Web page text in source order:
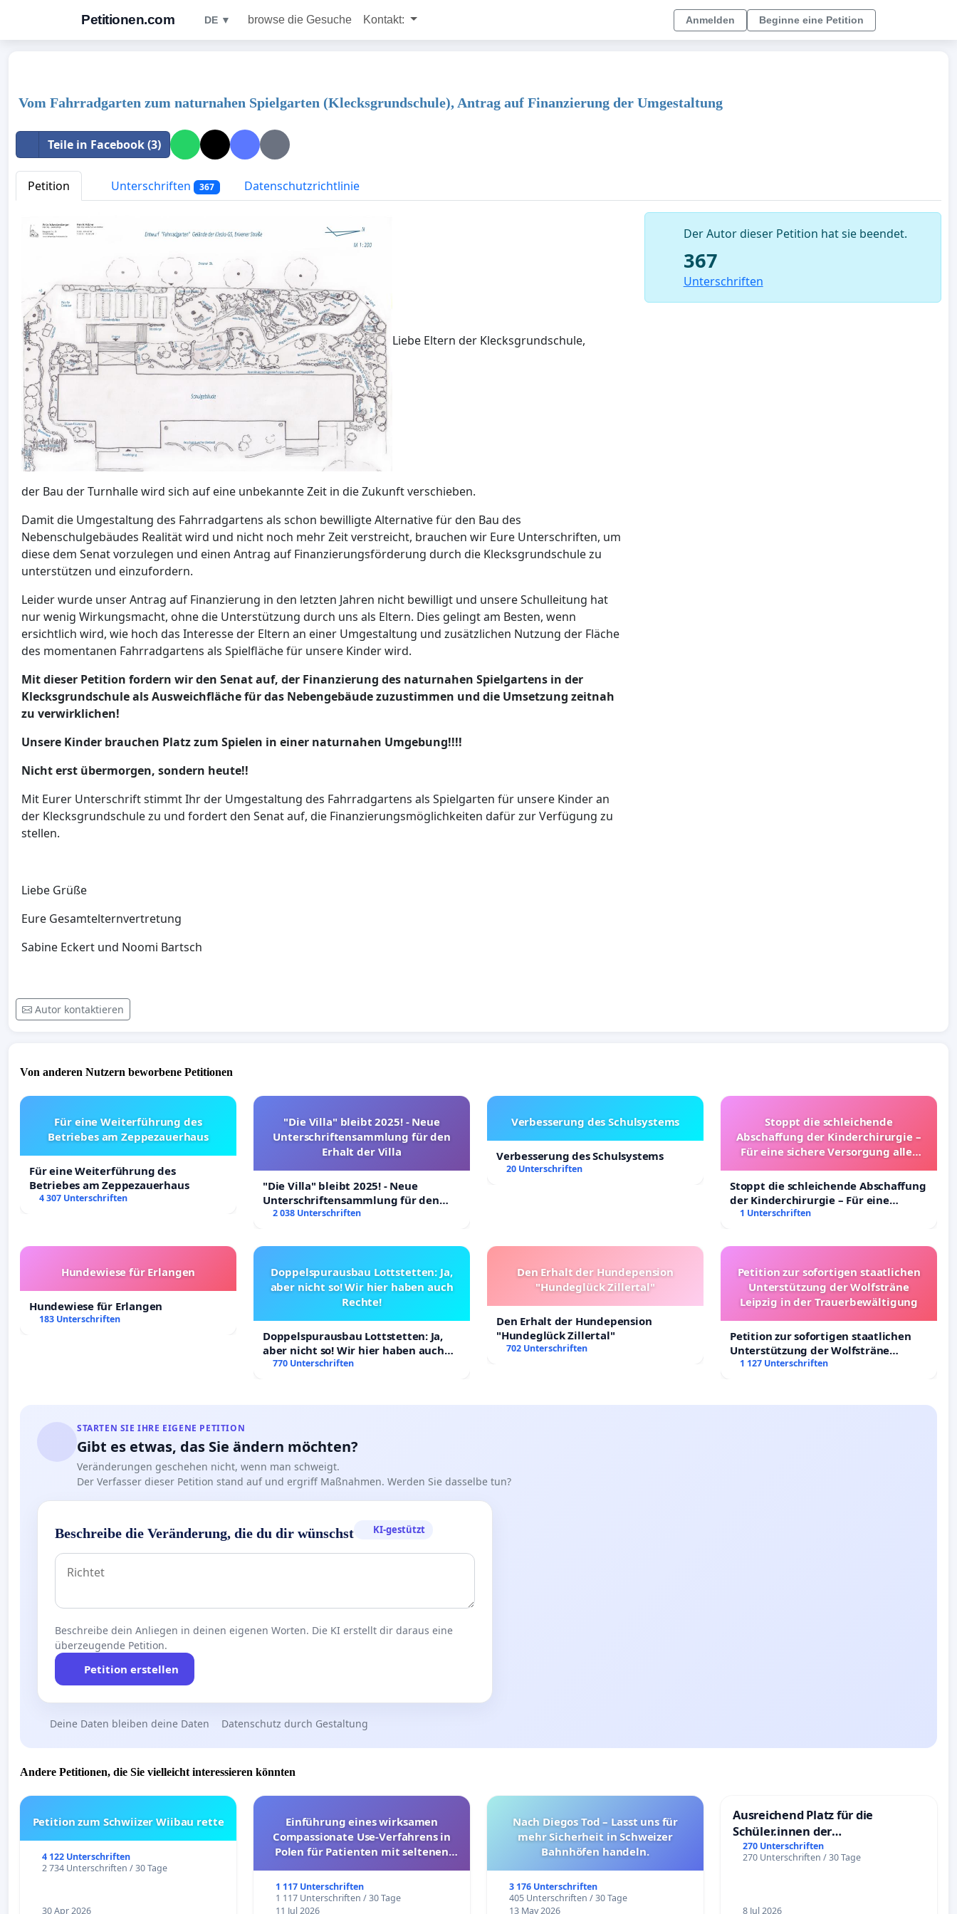
Petitionen.com DE ▼ browse die Gesuche Kontakt: Anmelden Beginne eine Petition
Vom Fahrradgarten zum naturnahen Spielgarten (Klecksgrundschule), Antrag auf Finanzierung der Umgestaltung
Teile in Facebook (3)
Petition Unterschriften 367 Datenschutzrichtlinie
Liebe Eltern der Klecksgrundschule,
der Bau der Turnhalle wird sich auf eine unbekannte Zeit in die Zukunft verschieben.
Damit die Umgestaltung des Fahrradgartens als schon bewilligte Alternative für den Bau des
Nebenschulgebäudes Realität wird und nicht noch mehr Zeit verstreicht, brauchen wir Eure Unterschriften, um
diese dem Senat vorzulegen und einen Antrag auf Finanzierungsförderung durch die Klecksgrundschule zu
unterstützen und einzufordern.
Leider wurde unser Antrag auf Finanzierung in den letzten Jahren nicht bewilligt und unsere Schulleitung hat
nur wenig Wirkungsmacht, ohne die Unterstützung durch uns als Eltern. Dies gelingt am Besten, wenn
ersichtlich wird, wie hoch das Interesse der Eltern an einer Umgestaltung und zusätzlichen Nutzung der Fläche
des momentanen Fahrradgartens als Spielfläche für unsere Kinder wird.
Mit dieser Petition fordern wir den Senat auf, der Finanzierung des naturnahen Spielgartens in der
Klecksgrundschule als Ausweichfläche für das Nebengebäude zuzustimmen und die Umsetzung zeitnah
zu verwirklichen!
Unsere Kinder brauchen Platz zum Spielen in einer naturnahen Umgebung!!!!
Nicht erst übermorgen, sondern heute!!
Mit Eurer Unterschrift stimmt Ihr der Umgestaltung des Fahrradgartens als Spielgarten für unsere Kinder an
der Klecksgrundschule zu und fordert den Senat auf, die Finanzierungsmöglichkeiten dafür zur Verfügung zu
stellen.
Liebe Grüße
Eure Gesamtelternvertretung
Sabine Eckert und Noomi Bartsch
Autor kontaktieren
Der Autor dieser Petition hat sie beendet.
367
Unterschriften
Von anderen Nutzern beworbene Petitionen
Für eine Weiterführung des
Betriebes am Zeppezauerhaus
Für eine Weiterführung des
Betriebes am Zeppezauerhaus
4 307 Unterschriften
"Die Villa" bleibt 2025! - Neue
Unterschriftensammlung für den
Erhalt der Villa
"Die Villa" bleibt 2025! - Neue
Unterschriftensammlung für den
Erhalt der Villa
2 038 Unterschriften
Verbesserung des Schulsystems
Verbesserung des Schulsystems
20 Unterschriften
Stoppt die schleichende
Abschaffung der Kinderchirurgie –
Für eine sichere Versorgung aller
Stoppt die schleichende Abschaffung
der Kinderchirurgie – Für eine
sichere Versorgung aller Kinder in
1 Unterschriften
Hundewiese für Erlangen
Hundewiese für Erlangen
183 Unterschriften
Doppelspurausbau Lottstetten: Ja,
aber nicht so! Wir hier haben auch
Rechte!
Doppelspurausbau Lottstetten: Ja,
aber nicht so! Wir hier haben auch
Rechte!
770 Unterschriften
Den Erhalt der Hundepension
"Hundeglück Zillertal"
Den Erhalt der Hundepension
"Hundeglück Zillertal"
702 Unterschriften
Petition zur sofortigen staatlichen
Unterstützung der Wolfsträne
Leipzig in der Trauerbewältigung
Petition zur sofortigen staatlichen
Unterstützung der Wolfsträne
Leipzig in der Trauerbewältigung
1 127 Unterschriften
STARTEN SIE IHRE EIGENE PETITION
Gibt es etwas, das Sie ändern möchten?
Veränderungen geschehen nicht, wenn man schweigt.
Der Verfasser dieser Petition stand auf und ergriff Maßnahmen. Werden Sie dasselbe tun?
Beschreibe die Veränderung, die du dir wünschst KI-gestützt
Beschreibe dein Anliegen in deinen eigenen Worten. Die KI erstellt dir daraus eine
überzeugende Petition.
Petition erstellen
Deine Daten bleiben deine Daten Datenschutz durch Gestaltung
Andere Petitionen, die Sie vielleicht interessieren könnten
Petition zum Schwiizer Wiibau rette
4 122 Unterschriften
2 734 Unterschriften / 30 Tage
30 Apr 2026
Einführung eines wirksamen
Compassionate Use-Verfahrens in
Polen für Patienten mit seltenen
1 117 Unterschriften
1 117 Unterschriften / 30 Tage
11 Jul 2026
Nach Diegos Tod – Lasst uns für
mehr Sicherheit in Schweizer
Bahnhöfen handeln.
3 176 Unterschriften
405 Unterschriften / 30 Tage
13 May 2026
Ausreichend Platz für die
Schüler.innen der
Schönbergschule
270 Unterschriften
270 Unterschriften / 30 Tage
8 Jul 2026